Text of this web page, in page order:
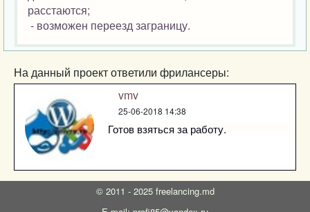
расстаются;
- возможен переезд заграницу.
На данный проект ответили фрилансеры:
vmv
25-06-2018 14:38
Готов взяться за работу.
© 2011 - 2025 freelancing.md